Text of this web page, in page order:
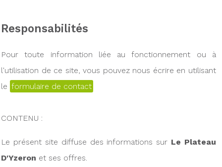
Responsabilités
Pour toute information liée au fonctionnement ou à
l'utilisation de ce site, vous pouvez nous écrire en utilisant
le formulaire de contact
CONTENU :
Le présent site diffuse des informations sur Le Plateau
D'Yzeron et ses offres.